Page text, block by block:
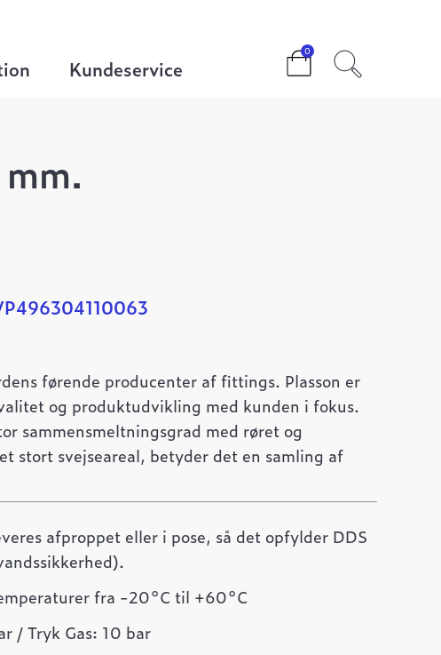
0
Kundeservice
førende producenter af fittings. Plasson er
og produktudvikling med kunden i fokus.
sammensmeltningsgrad med røret og
stort svejseareal, betyder det en samling af
afproppet eller i pose, så det opfylder DDS
fra -20°C til +60°C
/ Tryk Gas: 10 bar